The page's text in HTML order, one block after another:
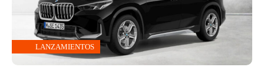
LANZAMIENTOS